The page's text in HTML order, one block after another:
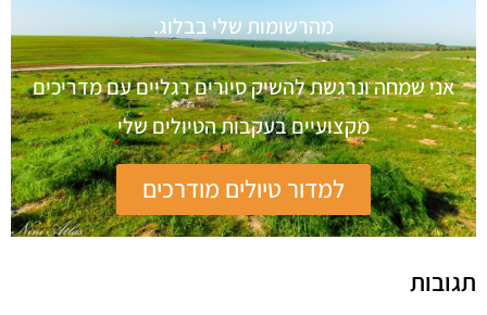
מהרשומות שלי בבלוג.
אני שמחה ונרגשת להשיק סיורים רגליים עם מדריכים
מקצועיים בעקבות הטיולים שלי
למדור טיולים מודרכים
תגובות